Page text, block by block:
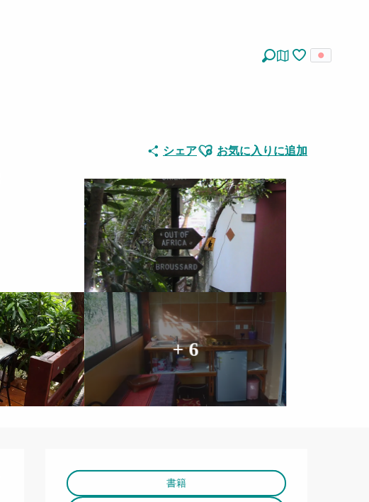
シェアAjouter aux favoris
お気に入りに追加
+ 6
営業時間と連絡先
書籍